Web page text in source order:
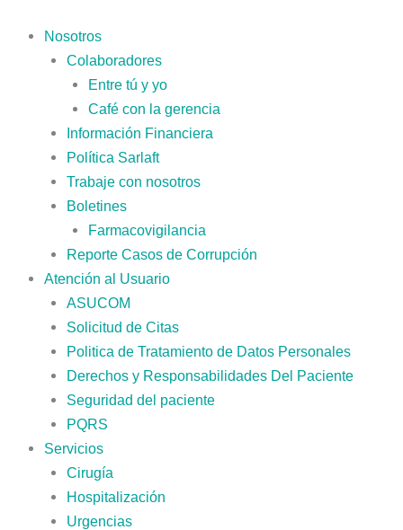
contenido
Nosotros
Colaboradores
Entre tú y yo
Café con la gerencia
Información Financiera
Política Sarlaft
Trabaje con nosotros
Boletines
Farmacovigilancia
Reporte Casos de Corrupción
Atención al Usuario
ASUCOM
Solicitud de Citas
Politica de Tratamiento de Datos Personales
Derechos y Responsabilidades Del Paciente
Seguridad del paciente
PQRS
Servicios
Cirugía
Hospitalización
Urgencias